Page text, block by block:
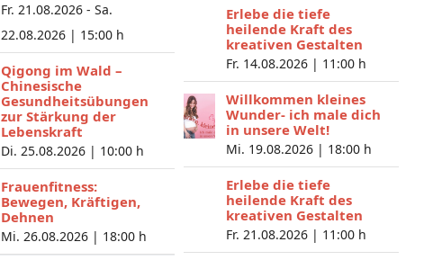
Fr. 21.08.2026 - Sa.
22.08.2026 | 15:00 h
Qigong im Wald –
Chinesische
Gesundheitsübungen
zur Stärkung der
Lebenskraft
Di. 25.08.2026 | 10:00 h
Frauenfitness:
Bewegen, Kräftigen,
Dehnen
Mi. 26.08.2026 | 18:00 h
Erlebe die tiefe
heilende Kraft des
kreativen Gestalten
Fr. 14.08.2026 | 11:00 h
Willkommen kleines
Wunder- ich male dich
in unsere Welt!
Mi. 19.08.2026 | 18:00 h
Erlebe die tiefe
heilende Kraft des
kreativen Gestalten
Fr. 21.08.2026 | 11:00 h